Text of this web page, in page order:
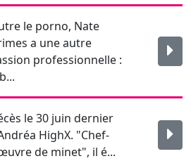
le porno, Nate
a une autre
professionnelle :
le 30 juin dernier
HighX. "Chef-
de minet", il é...